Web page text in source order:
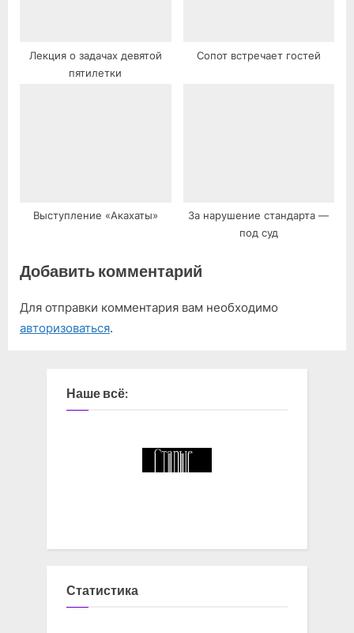
Лекция о задачах девятой
пятилетки
Сопот встречает гостей
Выступление «Акахаты»
За нарушение стандарта —
под суд
Добавить комментарий
Для отправки комментария вам необходимо
авторизоваться.
Наше всё:
Статистика